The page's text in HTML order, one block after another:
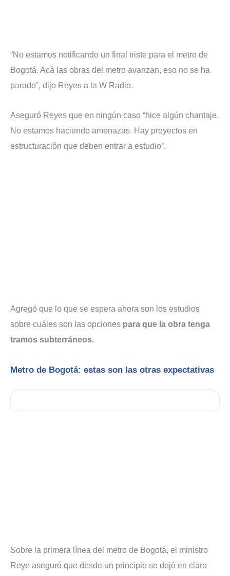
“No estamos notificando un final triste para el metro de
Bogotá. Acá las obras del metro avanzan, eso no se ha
parado”, dijo Reyes a la W Radio.
Aseguró Reyes que en ningún caso “hice algún chantaje.
No estamos haciendo amenazas. Hay proyectos en
estructuración que deben entrar a estudio”.
Agregó que lo que se espera ahora son los estudios
sobre cuáles son las opciones para que la obra tenga
tramos subterráneos.
Metro de Bogotá: estas son las otras expectativas
Sobre la primera línea del metro de Bogotá, el ministro
Reye aseguró que desde un principio se dejó en claro